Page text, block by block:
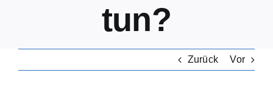
tun?
Zurück Vor